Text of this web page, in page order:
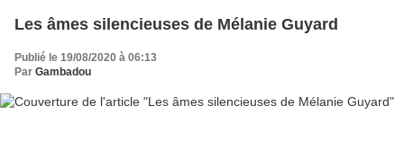
Les âmes silencieuses de Mélanie Guyard
Publié le 19/08/2020 à 06:13
Par Gambadou